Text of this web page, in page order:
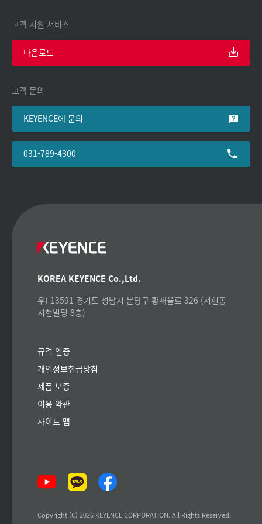
고객 지원 서비스
다운로드
고객 문의
KEYENCE에 문의
031-789-4300
KOREA KEYENCE Co.,Ltd.
우) 13591 경기도 성남시 분당구 황새울로 326 (서현동
서현빌딩 8층)
규격 인증
개인정보취급방침
제품 보증
이용 약관
사이트 맵
Copyright (C) 2026 KEYENCE CORPORATION. All Rights Reserved.